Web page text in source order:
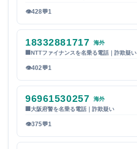
👁428💬1
18332881717
海外
NTTファイナンスを名乗る電話｜詐欺疑い
👁402💬1
96961530257
海外
大阪府警を名乗る電話｜詐欺疑い
👁375💬1